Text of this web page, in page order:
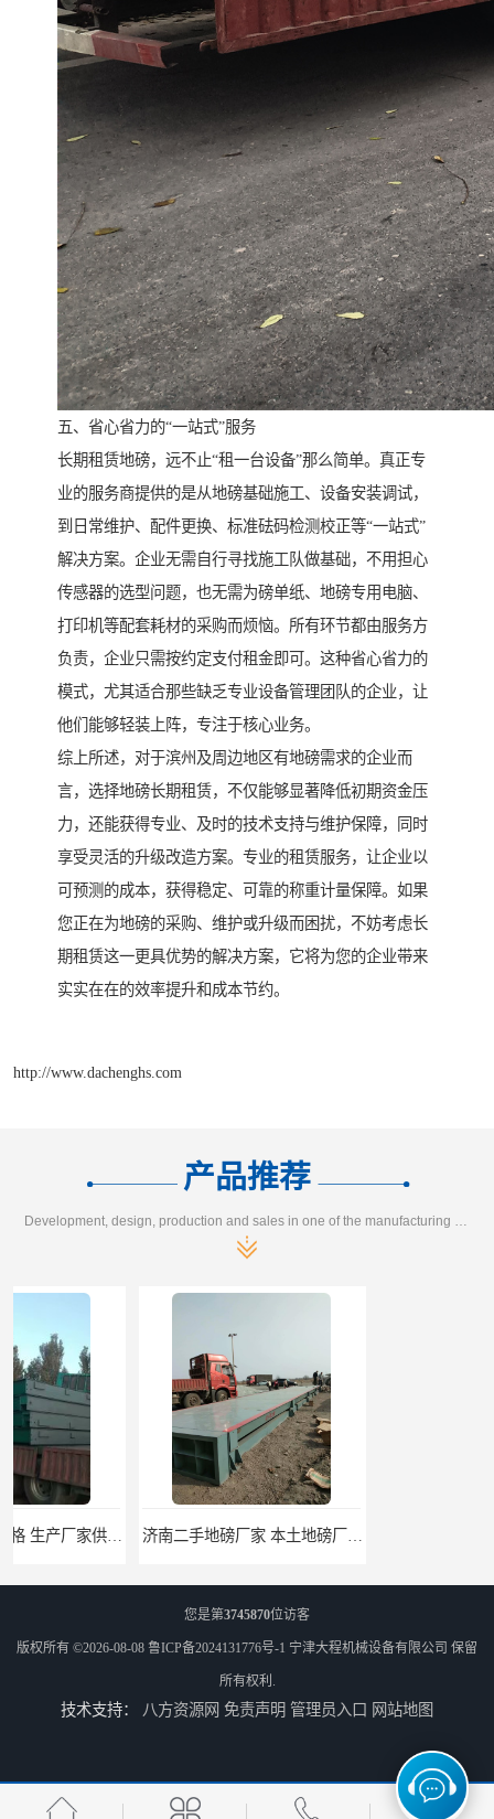
五、省心省力的“一站式”服务
长期租赁地磅，远不止“租一台设备”那么简单。真正专
业的服务商提供的是从地磅基础施工、设备安装调试，
到日常维护、配件更换、标准砝码检测校正等“一站式”
解决方案。企业无需自行寻找施工队做基础，不用担心
传感器的选型问题，也无需为磅单纸、地磅专用电脑、
打印机等配套耗材的采购而烦恼。所有环节都由服务方
负责，企业只需按约定支付租金即可。这种省心省力的
模式，尤其适合那些缺乏专业设备管理团队的企业，让
他们能够轻装上阵，专注于核心业务。
综上所述，对于滨州及周边地区有地磅需求的企业而
言，选择地磅长期租赁，不仅能够显著降低初期资金压
力，还能获得专业、及时的技术支持与维护保障，同时
享受灵活的升级改造方案。专业的租赁服务，让企业以
可预测的成本，获得稳定、可靠的称重计量保障。如果
您正在为地磅的采购、维护或升级而困扰，不妨考虑长
期租赁这一更具优势的解决方案，它将为您的企业带来
实实在在的效率提升和成本节约。
http://www.dachenghs.com
产品推荐
济南二手地磅厂家 本土地磅厂100秒报价
滨州二手地磅价格 价格优惠
您是第3745870位访客
版权所有 ©2026-08-08 鲁ICP备2024131776号-1 宁津大程机械设备有限公司 保留
所有权利.
技术支持： 八方资源网 免责声明 管理员入口 网站地图